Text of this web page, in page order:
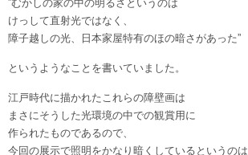
”むかしの家の中の明るさというのは
けっして直射光ではなく、
障子越しの光、日本家屋特有のほの暗さがあった”
というようなことを書いていました。
江戸時代に描かれたこれらの障壁画は
まさにそうした光環境の中での観賞用に
作られたものであるので、
今回の展示で照明をかなり暗くしているというのは